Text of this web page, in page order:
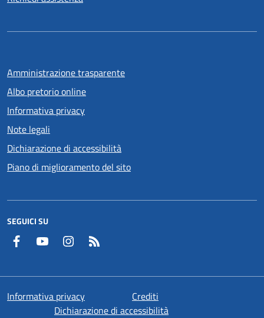
Amministrazione trasparente
Albo pretorio online
Informativa privacy
Note legali
Dichiarazione di accessibilità
Piano di miglioramento del sito
SEGUICI SU
Facebook YouTube Instagram
Informativa privacy
Crediti
Dichiarazione di accessibilità